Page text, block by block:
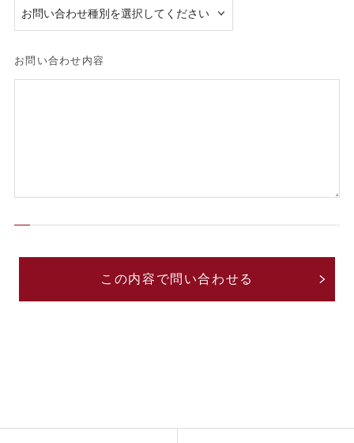
お問い合わせ内容